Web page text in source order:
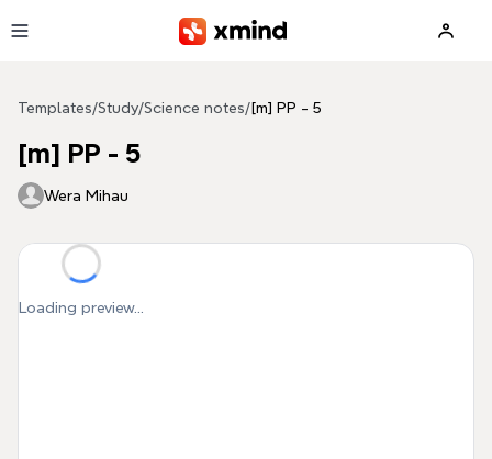
Templates/Study/Science notes/ [m] PP - 5
[m] PP - 5
Wera Mihau
Loading preview...